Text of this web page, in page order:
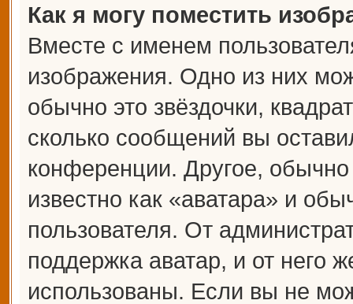
Как я могу поместить
Вместе с именем
изображения. Одно из них
обычно это звёздочки,
сколько сообщений вы
конференции. Другое,
известно как «аватара» и
пользователя. От
поддержка аватар, и от него
использованы. Если вы не